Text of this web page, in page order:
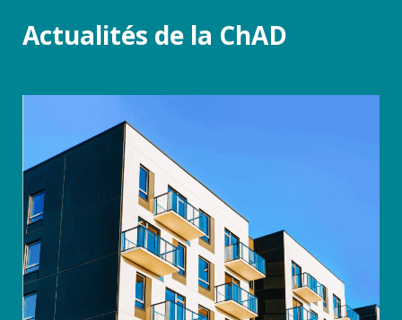
Actualités de la ChAD